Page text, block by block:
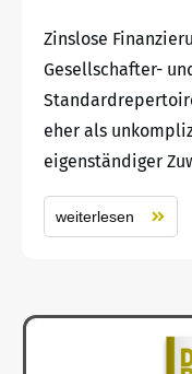
Zinslose
Gesellschafter-
eher als
eigenständiger
weiterlesen